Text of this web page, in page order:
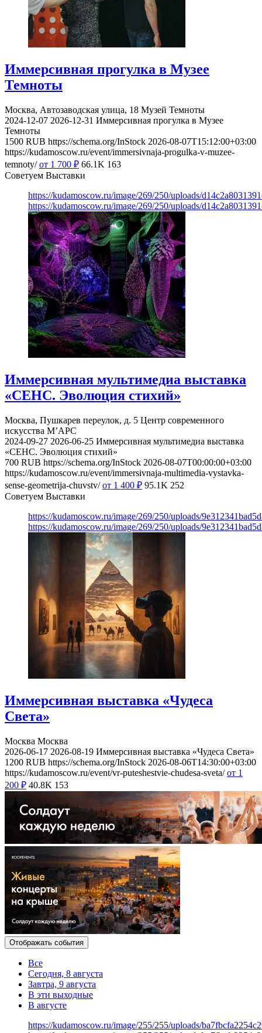
Иммерсивная прогулка в Музее
Темноты
Москва, Автозаводская улица, 18 Музей Темноты
2024-12-07 2026-12-31 Иммерсивная прогулка в Музее
Темноты
1500 RUB https://schema.org/InStock 2026-08-07T15:12:00+03:00
https://kudamoscow.ru/event/immersivnaja-progulka-v-muzee-
temnoty/ от 1 700 ₽ 66.1K 163
Советуем Выставки
https://kudamoscow.ru/image/269/250/uploads/
https://kudamoscow.ru/image/269/250/uploads/
Иммерсивная мультимедиа выставка
«СЕНС. Эволюция стихий»
Москва, Пушкарев переулок, д. 5 Центр современного
искусства М’АРС
2024-09-27 2026-06-25 Иммерсивная мультимедиа выставка
«СЕНС. Эволюция стихий»
700 RUB https://schema.org/InStock 2026-08-07T00:00:00+03:00
https://kudamoscow.ru/event/immersivnaja-multimedia-vystavka-
sense-geometrija-chuvstv/ от 1 400 ₽ 95.1K 252
Советуем Выставки
https://kudamoscow.ru/image/269/250/uploads/
https://kudamoscow.ru/image/269/250/uploads/
Иммерсивная выставка «Чудеса
Света»
Москва Москва
2026-06-17 2026-08-19 Иммерсивная выставка «Чудеса Света»
1200 RUB https://schema.org/InStock 2026-08-06T14:30:00+03:00
https://kudamoscow.ru/event/vr-puteshestvie-chudesa-sveta/ от 1
200 ₽ 40.8K 153
Отображать события
Все
Сегодня, 8 августа
Завтра, 9 августа
В эти выходные
В августе
https://kudamoscow.ru/image/255/255/uploads/